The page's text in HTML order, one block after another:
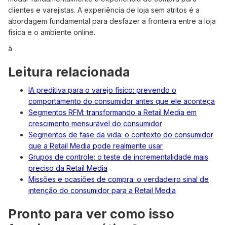
clientes e varejistas. A experiência de loja sem atritos é a
abordagem fundamental para desfazer a fronteira entre a loja
física e o ambiente online.
â
Leitura relacionada
IA preditiva para o varejo físico: prevendo o
comportamento do consumidor antes que ele aconteça
Segmentos RFM: transformando a Retail Media em
crescimento mensurável do consumidor
Segmentos de fase da vida: o contexto do consumidor
que a Retail Media pode realmente usar
Grupos de controle: o teste de incrementalidade mais
preciso da Retail Media
Missões e ocasiões de compra: o verdadeiro sinal de
intenção do consumidor para a Retail Media
Pronto para ver como isso